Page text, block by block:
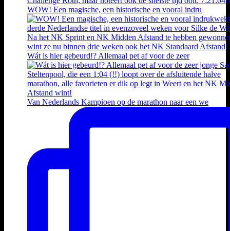
WOW! Een magische, een historische en vooral indru
Wát is hier gebeurd!? Allemaal pet af voor de zeer
Van Nederlands Kampioen op de marathon naar een we